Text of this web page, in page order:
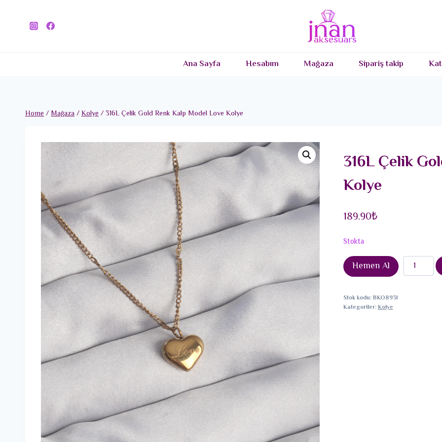
Ana Sayfa Hesabım Mağaza Sipariş takip
Home/Mağaza/Kolye/316L Çelik Gold Renk Kalp Model Love Kolye
316L Çelik
Kolye
189.90₺
Stokta
Hemen Al
316L
Çelik
Stok kodu:BKO8931
Kategoriler:Kolye